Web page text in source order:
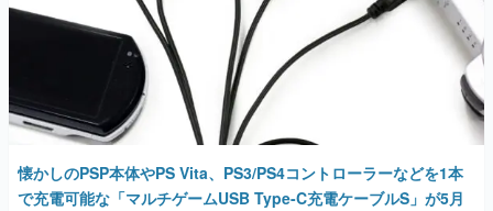
懐かしのPSP本体やPS Vita、PS3/PS4コントローラーなどを1本
で充電可能な「マルチゲームUSB Type-C充電ケーブルS」が5月